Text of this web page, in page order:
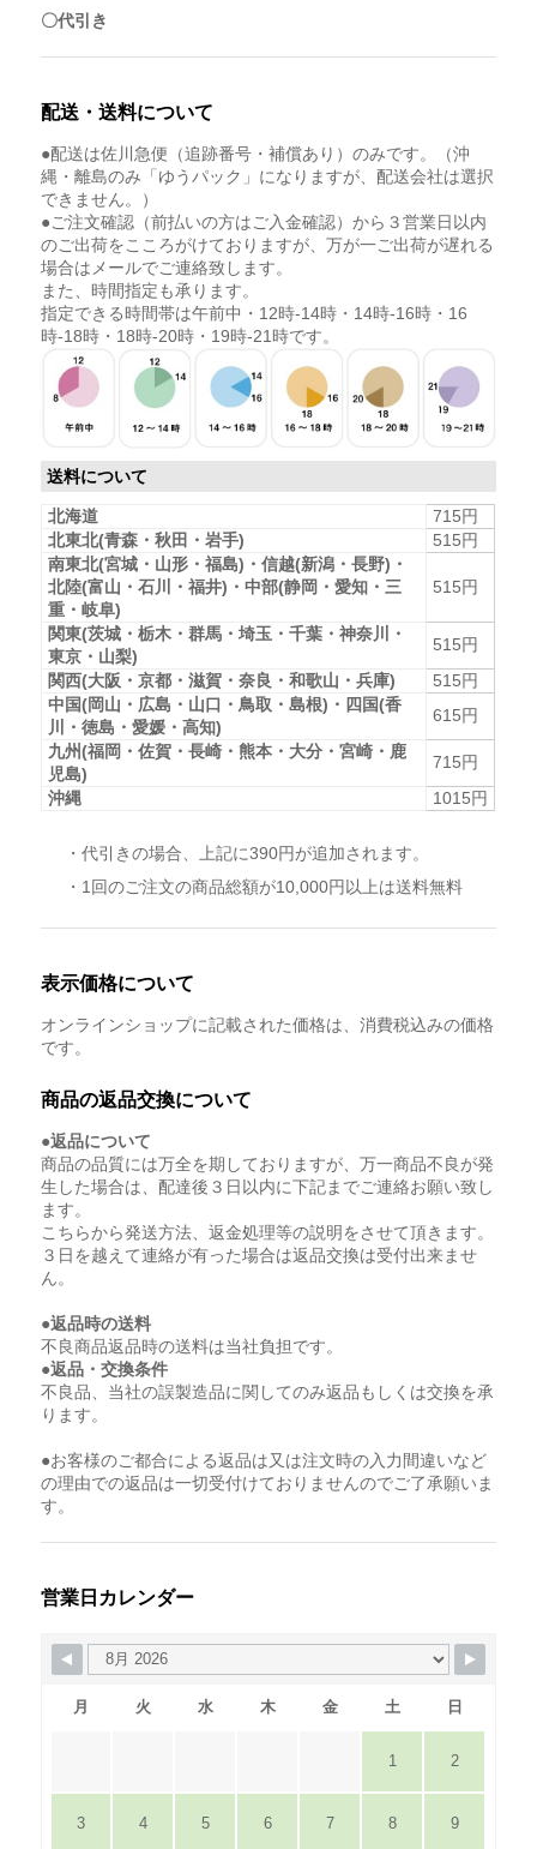
〇代引き
配送・送料について
●配送は佐川急便（追跡番号・補償あり）のみです。（沖
縄・離島のみ「ゆうパック」になりますが、配送会社は選択
できません。）
●ご注文確認（前払いの方はご入金確認）から３営業日以内
のご出荷をこころがけておりますが、万が一ご出荷が遅れる
場合はメールでご連絡致します。
また、時間指定も承ります。
指定できる時間帯は午前中・12時-14時・14時-16時・16
時-18時・18時-20時・19時-21時です。
送料について
北海道
715円
北東北(青森・秋田・岩手)
515円
南東北(宮城・山形・福島)・信越(新潟・長野)・
北陸(富山・石川・福井)・中部(静岡・愛知・三
重・岐阜)
515円
関東(茨城・栃木・群馬・埼玉・千葉・神奈川・
東京・山梨)
515円
関西(大阪・京都・滋賀・奈良・和歌山・兵庫)
515円
中国(岡山・広島・山口・鳥取・島根)・四国(香
川・徳島・愛媛・高知)
615円
九州(福岡・佐賀・長崎・熊本・大分・宮崎・鹿
児島)
715円
沖縄
1015円
・代引きの場合、上記に390円が追加されます。
・1回のご注文の商品総額が10,000円以上は送料無料
表示価格について
オンラインショップに記載された価格は、消費税込みの価格
です。
商品の返品交換について
●返品について
商品の品質には万全を期しておりますが、万一商品不良が発
生した場合は、配達後３日以内に下記までご連絡お願い致し
ます。
こちらから発送方法、返金処理等の説明をさせて頂きます。
３日を越えて連絡が有った場合は返品交換は受付出来ませ
ん。
●返品時の送料
不良商品返品時の送料は当社負担です。
●返品・交換条件
不良品、当社の誤製造品に関してのみ返品もしくは交換を承
ります。
●お客様のご都合による返品は又は注文時の入力間違いなど
の理由での返品は一切受付けておりませんのでご了承願いま
す。
営業日カレンダー
月 火 水 木 金 土 日
1 2
3 4 5 6 7 8 9